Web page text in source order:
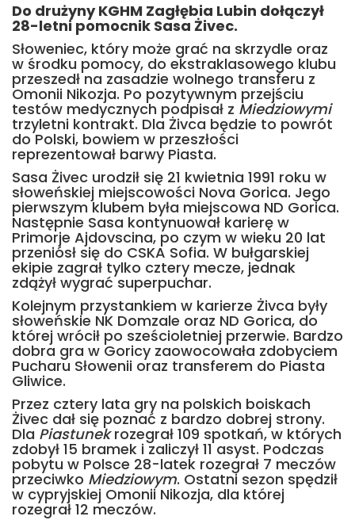
Do drużyny KGHM Zagłębia Lubin dołączył
28-letni pomocnik Sasa Żivec.
Słoweniec, który może grać na skrzydle oraz
w środku pomocy, do ekstraklasowego klubu
przeszedł na zasadzie wolnego transferu z
Omonii Nikozja. Po pozytywnym przejściu
testów medycznych podpisał z Miedziowymi
trzyletni kontrakt. Dla Żivca będzie to powrót
do Polski, bowiem w przeszłości
reprezentował barwy Piasta.
Sasa Żivec urodził się 21 kwietnia 1991 roku w
słoweńskiej miejscowości Nova Gorica. Jego
pierwszym klubem była miejscowa ND Gorica.
Następnie Sasa kontynuował karierę w
Primorje Ajdovscina, po czym w wieku 20 lat
przeniósł się do CSKA Sofia. W bułgarskiej
ekipie zagrał tylko cztery mecze, jednak
zdążył wygrać superpuchar.
Kolejnym przystankiem w karierze Żivca były
słoweńskie NK Domzale oraz ND Gorica, do
której wrócił po sześcioletniej przerwie. Bardzo
dobra gra w Goricy zaowocowała zdobyciem
Pucharu Słowenii oraz transferem do Piasta
Gliwice.
Przez cztery lata gry na polskich boiskach
Żivec dał się poznać z bardzo dobrej strony.
Dla Piastunekrozegrał 109 spotkań, w których
zdobył 15 bramek i zaliczył 11 asyst. Podczas
pobytu w Polsce 28-latek rozegrał 7 meczów
przeciwko Miedziowym. Ostatni sezon spędził
w cypryjskiej Omonii Nikozja, dla której
rozegrał 12 meczów.